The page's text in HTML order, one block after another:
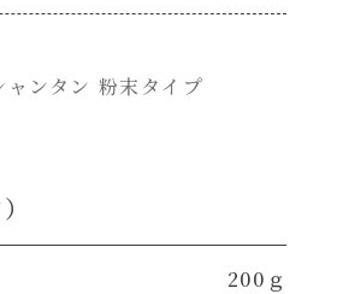
ャンタン 粉末タイプ
200ｇ